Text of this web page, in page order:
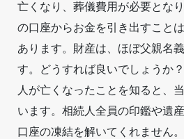
亡くなり、葬儀費用が必要とな
の口座からお金を引き出すこと
あります。財産は、ほぼ父親名
す。どうすれば良いでしょうか
人が亡くなったことを知ると、
います。相続人全員の印鑑や遺
口座の凍結を解いてくれません